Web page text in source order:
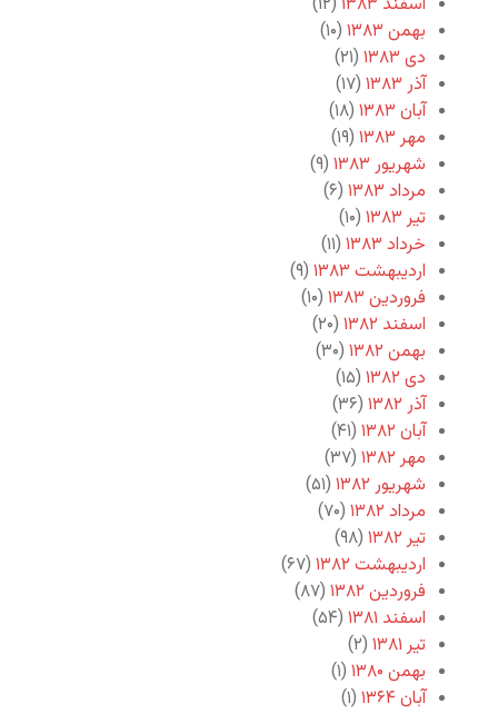
بهمن ۱۳۸۳
(۱۰)
دی ۱۳۸۳
(۲۱)
آذر ۱۳۸۳
(۱۷)
آبان ۱۳۸۳
(۱۸)
مهر ۱۳۸۳
(۱۹)
شهریور ۱۳۸۳
(۹)
مرداد ۱۳۸۳
(۶)
تیر ۱۳۸۳
(۱۰)
خرداد ۱۳۸۳
(۱۱)
اردیبهشت ۱۳۸۳
(۹)
فروردین ۱۳۸۳
(۱۰)
اسفند ۱۳۸۲
(۲۰)
بهمن ۱۳۸۲
(۳۰)
دی ۱۳۸۲
(۱۵)
آذر ۱۳۸۲
(۳۶)
آبان ۱۳۸۲
(۴۱)
مهر ۱۳۸۲
(۳۷)
شهریور ۱۳۸۲
(۵۱)
مرداد ۱۳۸۲
(۷۰)
تیر ۱۳۸۲
(۹۸)
اردیبهشت ۱۳۸۲
(۶۷)
فروردین ۱۳۸۲
(۸۷)
اسفند ۱۳۸۱
(۵۴)
تیر ۱۳۸۱
(۲)
بهمن ۱۳۸۰
(۱)
آبان ۱۳۶۴
(۱)